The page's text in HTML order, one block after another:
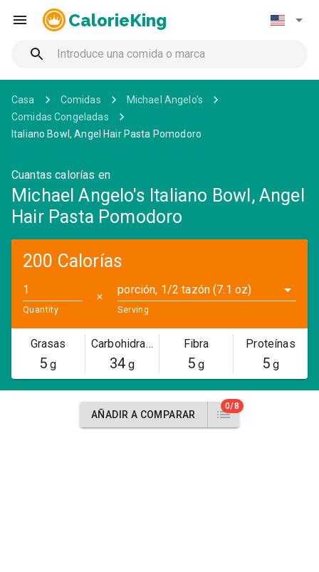
CalorieKing
Casa Comidas
Michael Angelo's
Comidas Congeladas
Italiano Bowl, Angel Hair Pasta Pomodoro
Cuantas calorías en
Michael Angelo's Italiano Bowl, Angel
Hair Pasta Pomodoro
200 Calorías
Quantity
✕
porción, 1/2 tazón (7.1 oz)
Serving
Grasas
5 g
Carbohidratos
34g
Fibra
5 g
Proteínas
5g
AÑADIR A COMPARAR
0/8